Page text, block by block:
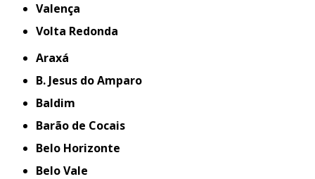
Valença
Volta Redonda
Araxá
B. Jesus do Amparo
Baldim
Barão de Cocais
Belo Horizonte
Belo Vale